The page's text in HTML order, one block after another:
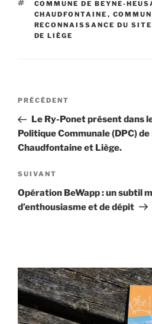
ÉTIQUETTES
COMMUNE DE BEYNE-
CHAUDFONTAINE ,
RECONNAISSANCE DU
DE LIÈGE
Navigation
l’article
Article
précédent
PRÉCÉDENT
Le Ry-Ponet présent dans
Politique Communale (DPC)
Chaudfontaine et Liège.
Article
suivant
SUIVANT
Opération BeWapp : un subtil
d’enthousiasme et de dépit